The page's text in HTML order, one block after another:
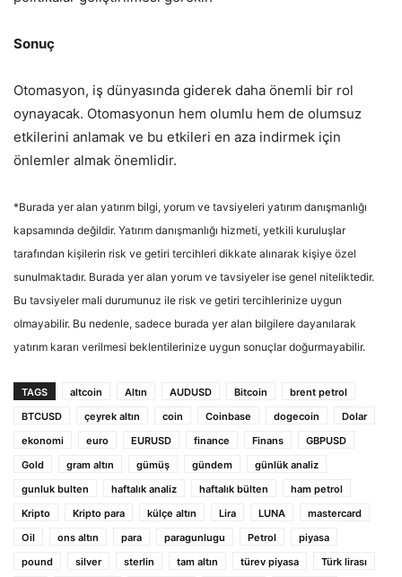
Sonuç
Otomasyon, iş dünyasında giderek daha önemli bir rol
oynayacak. Otomasyonun hem olumlu hem de olumsuz
etkilerini anlamak ve bu etkileri en aza indirmek için
önlemler almak önemlidir.
*Burada yer alan yatırım bilgi, yorum ve tavsiyeleri yatırım danışmanlığı
kapsamında değildir. Yatırım danışmanlığı hizmeti, yetkili kuruluşlar
tarafından kişilerin risk ve getiri tercihleri dikkate alınarak kişiye özel
sunulmaktadır. Burada yer alan yorum ve tavsiyeler ise genel niteliktedir.
Bu tavsiyeler mali durumunuz ile risk ve getiri tercihlerinize uygun
olmayabilir. Bu nedenle, sadece burada yer alan bilgilere dayanılarak
yatırım kararı verilmesi beklentilerinize uygun sonuçlar doğurmayabilir.
TAGS altcoin Altın AUDUSD Bitcoin
brent petrol
BTCUSD
çeyrek altın coin Coinbase dogecoin
Dolar
ekonomi
euro EURUSD finance Finans
GBPUSD
Gold
gram altın gümüş gündem
günlük analiz
gunluk bulten
haftalık analiz haftalık bülten
ham petrol
Kripto
Kripto para külçe altın Lira LUNA
mastercard
Oil
ons altın para paragunlugu Petrol
piyasa
pound
silver sterlin tam altın türev piyasa
Türk lirası